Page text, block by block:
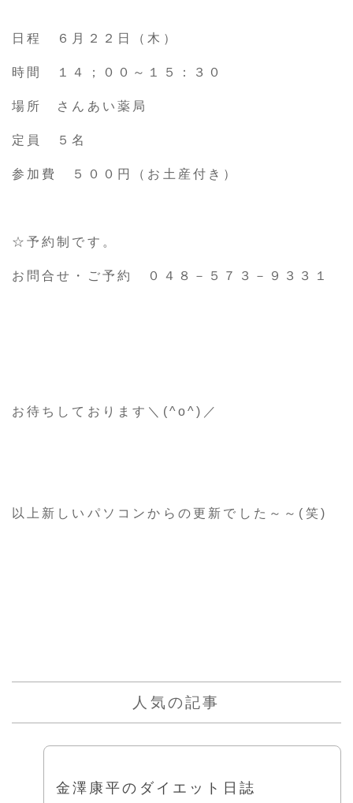
日程 ６月２２日（木）
時間 １４；００～１５：３０
場所 さんあい薬局
定員 ５名
参加費 ５００円（お土産付き）
☆予約制です。
お問合せ・ご予約 ０４８－５７３－９３３１
お待ちしております＼(^o^)／
以上新しいパソコンからの更新でした～～(笑)
人気の記事
金澤康平のダイエット日誌